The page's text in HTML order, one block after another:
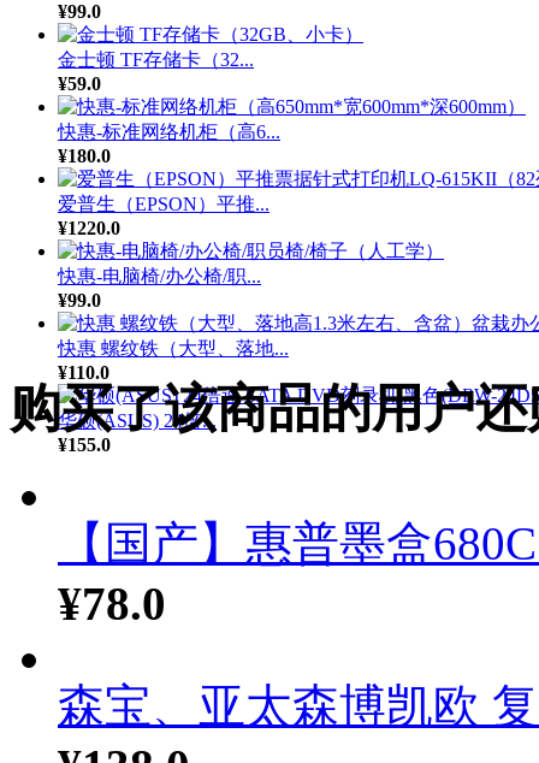
¥99.0
金士顿 TF存储卡（32...
¥59.0
快惠-标准网络机柜（高6...
¥180.0
爱普生（EPSON）平推...
¥1220.0
快惠-电脑椅/办公椅/职...
¥99.0
快惠 螺纹铁（大型、落地...
¥110.0
华硕(ASUS) 24倍...
¥155.0
购买了该商品的用户
【国产】惠普墨盒
¥78.0
森宝、亚太森博凯欧